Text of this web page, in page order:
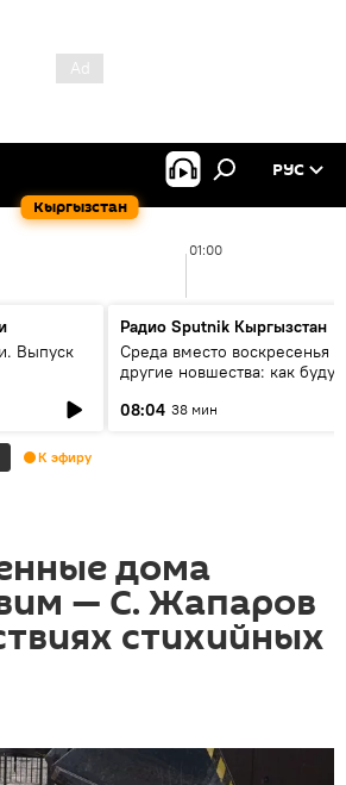
Кыргызстан
РУС
01:00
Выпуск
Радио Sputnik Кыргызстан
Среда вместо воскресенья и
другие новшества: как будут
08:04 38 мин
К эфиру
дома
— С. Жапаров
стихийных